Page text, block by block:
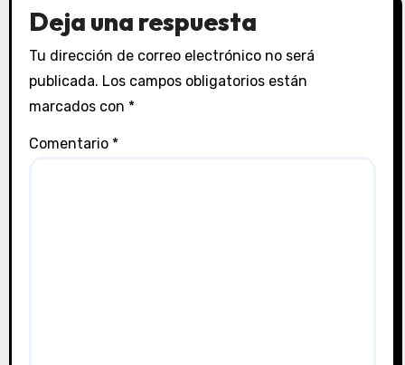
Deja una respuesta
Tu dirección de correo electrónico no será
publicada. Los campos obligatorios están
marcados con *
Comentario *